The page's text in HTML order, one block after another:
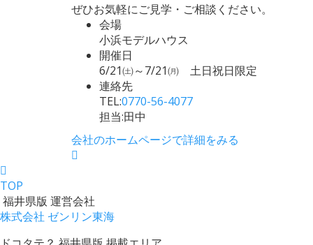
ぜひお気軽にご見学・ご相談ください。
会場
小浜モデルハウス
開催日
6/21㈯～7/21㈪ 土日祝日限定
連絡先
TEL:0770-56-4077
担当:田中
会社のホームページで詳細をみる
TOP
福井県版 運営会社
株式会社 ゼンリン東海